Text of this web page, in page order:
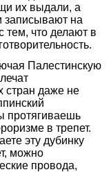
их выдали, а
записывают на
тем, что делают в
Палестинскую
стран даже не
протягиваешь
в трепет.
эту дубинку
можно
провода,